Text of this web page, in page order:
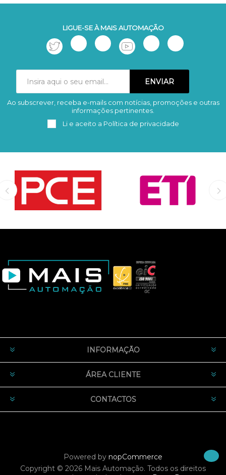
LIGUE-SE À MAIS AUTOMAÇÃO
Subscrever Remover
Ao subscrever, receba e-mails com notícias, promoções e outras
informações pertinentes.
Li e aceito a Política de privacidade
INFORMAÇÃO
ÁREA CLIENTE
CONTACTOS
Powered by nopCommerce
Copyright © 2026 Mais Automação. Todos os direitos